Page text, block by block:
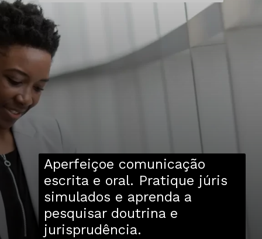
Aperfeiçoe comunicação
escrita e oral. Pratique júris
simulados e aprenda a
pesquisar doutrina e
jurisprudência.